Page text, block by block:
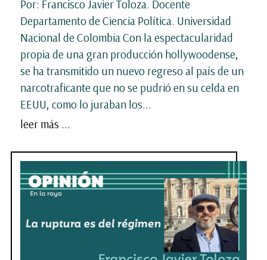
Por: Francisco Javier Toloza. Docente
Departamento de Ciencia Política. Universidad
Nacional de Colombia Con la espectacularidad
propia de una gran producción hollywoodense,
se ha transmitido un nuevo regreso al país de un
narcotraficante que no se pudrió en su celda en
EEUU, como lo juraban los...
leer más ...